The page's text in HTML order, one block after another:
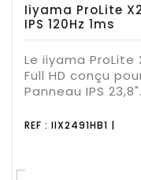
Iiyama ProLite
IPS 120Hz 1ms
Le iiyama ProLite
Full HD conçu
Panneau IPS
REF : IIX2491HB1 |